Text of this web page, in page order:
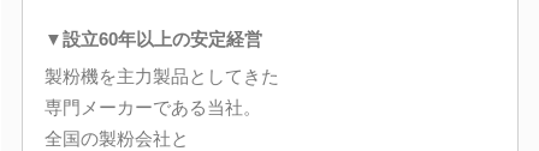
▼設立60年以上の安定経営
製粉機を主力製品としてきた
専門メーカーである当社。
全国の製粉会社と